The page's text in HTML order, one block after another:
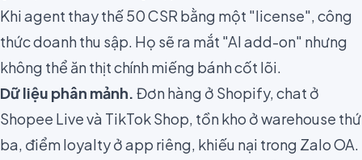
Khi agent thay thế 50 CSR bằng một "license", công
thức doanh thu sập. Họ sẽ ra mắt "AI add-on" nhưng
không thể ăn thịt chính miếng bánh cốt lõi.
Dữ liệu phân mảnh. Đơn hàng ở Shopify, chat ở
Shopee Live và TikTok Shop, tồn kho ở warehouse thứ
ba, điểm loyalty ở app riêng, khiếu nại trong Zalo OA.